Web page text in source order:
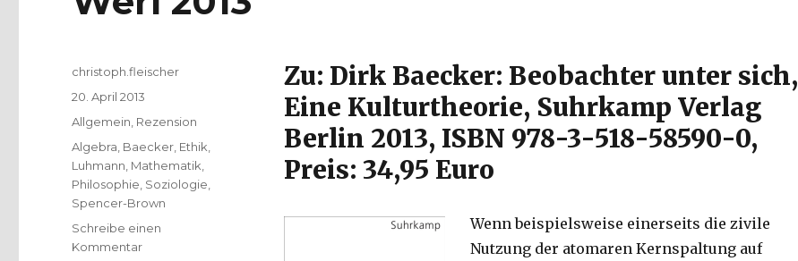
Zu: Dirk Baecker: Beobachter unter sich,
Eine Kulturtheorie, Suhrkamp Verlag
Berlin 2013, ISBN 978-3-518-58590-0,
Preis: 34,95 Euro
Wenn beispielsweise einerseits die zivile
Nutzung der atomaren Kernspaltung auf
Autor
christoph.fleischer
Veröffentlicht
am
20. April 2013
Kategorien
Allgemein Rezension
Schlagwörter
Algebra Baecker Ethik
Luhmann Mathematik
Philosophie Soziologie
Spencer-Brown
Schreibe einen
Kommentarzu